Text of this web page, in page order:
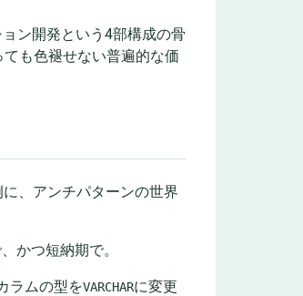
ン開発という4部構成の骨
も色褪せない普遍的な価
に、アンチパターンの世界
かつ短納期で。
ラムの型をVARCHARに変更